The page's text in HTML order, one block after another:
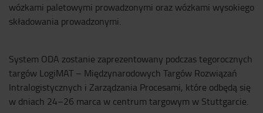
wózkami paletowymi prowadzonymi oraz wózkami wysokiego
składowania prowadzonymi.
System ODA zostanie zaprezentowany podczas tegorocznych
targów LogiMAT – Międzynarodowych Targów Rozwiązań
Intralogistycznych i Zarządzania Procesami, które odbędą się
w dniach 24–26 marca w centrum targowym w Stuttgarcie.